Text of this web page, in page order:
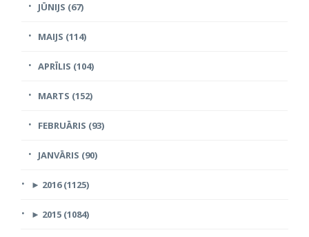
JŪNIJS (67)
MAIJS (114)
APRĪLIS (104)
MARTS (152)
FEBRUĀRIS (93)
JANVĀRIS (90)
► 2016 (1125)
► 2015 (1084)